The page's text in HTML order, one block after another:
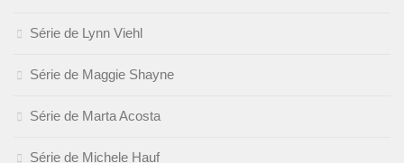
Série de Lynn Viehl
Série de Maggie Shayne
Série de Marta Acosta
Série de Michele Hauf